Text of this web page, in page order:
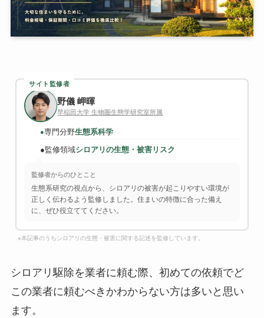
サイト監修者
野儀 岬暉
早稲田大学 生物圏生態学研究室所属
●専門分野生態系科学
●監修領域シロアリの生態・被害リスク
監修者からのひとこと
生態系研究の視点から、シロアリの被害が起こりやすい環境が
正しく伝わるよう監修しました。住まいの特徴に合った備え
に、ぜひ役立ててください。
※本記事のうちシロアリの生態・被害に関する記述を監修しています。
シロアリ駆除を業者に頼む際、初めての依頼でど
この業者に頼むべきかわからない方は多いと思い
ます。